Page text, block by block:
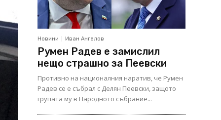
Новини Иван Ангелов
Румен Радев е замислил
нещо страшно за Пеевски
Противно на националния наратив, че Румен
Радев се е събрал с Делян Пеевски, защото
групата му в Народното събрание...